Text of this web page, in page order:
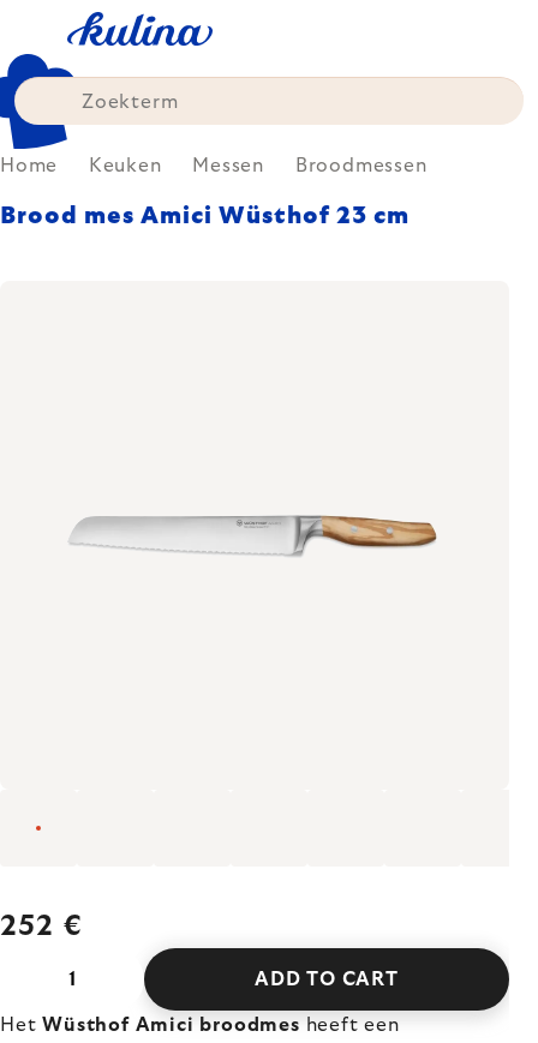
content
Home Keuken Messen Broodmessen
Brood mes Amici Wüsthof 23 cm
252 €
ADD TO CART
HetWüsthof Amici broodmes heeft een